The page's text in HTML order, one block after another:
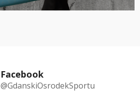
Facebook
@GdanskiOsrodekSportu